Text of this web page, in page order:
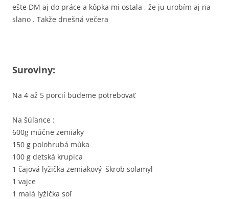
ešte DM aj do práce a kôpka mi ostala , že ju urobím aj na
slano . Takže dnešná večera
Suroviny:
Na 4 až 5 porcií budeme potrebovať
Na šúľance :
600g múčne zemiaky
150 g polohrubá múka
100 g detská krupica
1 čajová lyžička zemiakový škrob solamyl
1 vajce
1 malá lyžička soľ